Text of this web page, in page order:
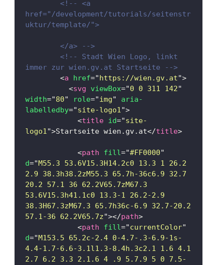
<!-- <a
href="/development/tutorials/seitenstr
uktur/template/">
        </a> -->
<!-- Stadt Wien Logo, linkt
immer zur wien.gv.at Startseite -->
<a href="https://wien.gv.at">
<svg viewBox="0 0 311 142"
width="80" role="img"
aria-
labelledby="site-logo1">
<title id="site-
logo1">Startseite wien.gv.at</title>
<path fill="#FF0000"
d="M55.3 53.6V15.3H14.2c0 13.3 1 26.2
2.9 38.3h38.2zM55.3 65.7h-36c6.9 32.7
20.2 57.1 36 62.2V65.7zM67.3
53.6V15.3h41.1c0 13.3-1 26.2-2.9
38.3H67.3zM67.3 65.7h36c-6.9 32.7-20.2
57.1-36 62.2V65.7z"></path>
<path fill="currentColor"
d="M153.5 65.2c-2.4 0-4.7-.3-6.9-1s-
4.4-1.7-6.6-3.1l1.3-8.4h.3c2.1 1.6 4.1
2.7 6.2 3.3 2.1.6 4 .9 5.7.9 5 0 7.5-